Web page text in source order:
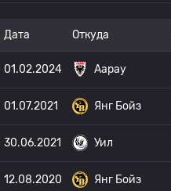
Дата Откуда
01.02.2024 Аарау
01.07.2021 Янг Бойз
30.06.2021 Уил
12.08.2020 Янг Бойз